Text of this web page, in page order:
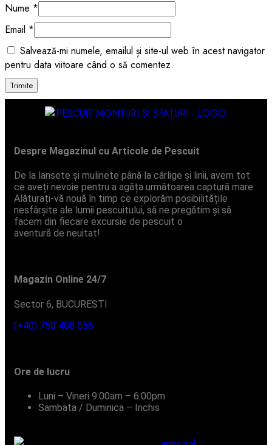
Nume *
Email *
Salvează-mi numele, emailul și site-ul web în acest navigator
pentru data viitoare când o să comentez.
Despre Magazinul cu Articole de Pescuit
De la lansete și mulinete până la cârlige și linii, avem tot
ce aveți nevoie pentru a agăța următoarea captură mare.
Alăturați-vă nouă în timp ce explorăm posibilitățile
nesfârșite ale lumii pescuitului, să ne pregătim și să
facem din fiecare excursie de pescuit o
aventură de neuitat!
Magazin Online 24/7
Sector 6, BUCURESTI
(+40) 750 408 056
Ore de lucru
Luni – Vineri 9:00am – 6:00pm
Sambata / Duminica – Inchis